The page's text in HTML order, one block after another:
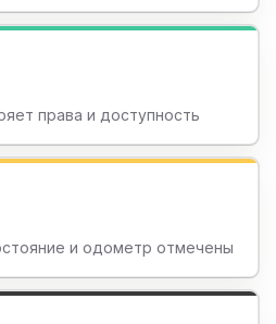
права и доступность
и одометр отмечены